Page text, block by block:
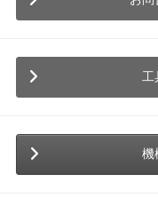
工
機